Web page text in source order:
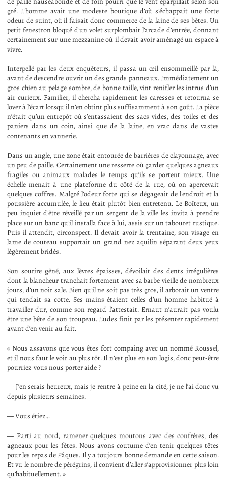
gré. L’homme avait une modeste boutique d’où s’échappait une forte
odeur de suint, où il faisait donc commerce de la laine de ses bêtes. Un
petit fenestron bloqué d’un volet surplombait l’arcade d’entrée, donnant
certainement sur une mezzanine où il devait avoir aménagé un espace à
vivre.
Interpellé par les deux enquêteurs, il passa un œil ensommeillé par là,
avant de descendre ouvrir un des grands panneaux. Immédiatement un
gros chien au pelage sombre, de bonne taille, vint renifler les intrus d’un
air curieux. Familier, il chercha rapidement les caresses et retourna se
lover à l’écart lorsqu’il n’en obtint plus suffisamment à son goût. La pièce
n’était qu’un entrepôt où s’entassaient des sacs vides, des toiles et des
paniers dans un coin, ainsi que de la laine, en vrac dans de vastes
contenants en vannerie.
Dans un angle, une zone était entourée de barrières de clayonnage, avec
un peu de paille. Certainement une resserre où garder quelques agneaux
fragiles ou animaux malades le temps qu’ils se portent mieux. Une
échelle menait à une plateforme du côté de la rue, où on apercevait
quelques coffres. Malgré l’odeur forte qui se dégageait de l’endroit et la
poussière accumulée, le lieu était plutôt bien entretenu. Le Boîteux, un
peu inquiet d’être réveillé par un sergent de la ville les invita à prendre
place sur un banc qu’il installa face à lui, assis sur un tabouret rustique.
Puis il attendit, circonspect. Il devait avoir la trentaine, son visage en
lame de couteau supportait un grand nez aquilin séparant deux yeux
légèrement bridés.
Son sourire gêné, aux lèvres épaisses, dévoilait des dents irrégulières
dont la blancheur tranchait fortement avec sa barbe vieille de nombreux
jours, d’un noir sale. Bien qu’il ne soit pas très gros, il arborait un ventre
qui tendait sa cotte. Ses mains étaient celles d’un homme habitué à
travailler dur, comme son regard l’attestait. Ernaut n’aurait pas voulu
être une bête de son troupeau. Eudes finit par les présenter rapidement
avant d’en venir au fait.
« Nous assavons que vous êtes fort compaing avec un nommé Roussel,
et il nous faut le voir au plus tôt. Il n’est plus en son logis, donc peut-être
pourriez-vous nous porter aide ?
— J’en serais heureux, mais je rentre à peine en la cité, je ne l’ai donc vu
depuis plusieurs semaines.
— Vous étiez…
— Parti au nord, ramener quelques moutons avec des confrères, des
agneaux pour les fêtes. Nous avons coutume d’en tenir quelques têtes
pour les repas de Pâques. Il y a toujours bonne demande en cette saison.
Et vu le nombre de pérégrins, il convient d’aller s’approvisionner plus loin
qu’habituellement. »